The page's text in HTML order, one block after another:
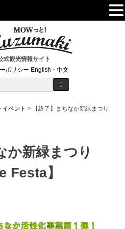
式観光情報サイト
ポリシー English・中文
イベント >
【終了】まちなか新緑まつり
か新緑まつり
Festa】